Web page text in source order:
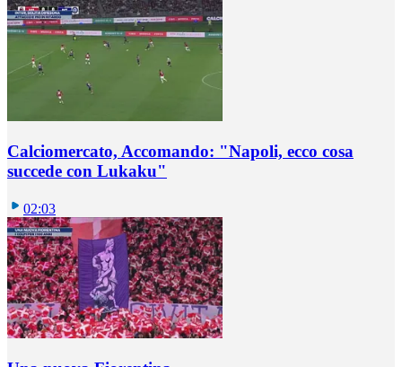
Calciomercato, Accomando: "Napoli, ecco cosa
succede con Lukaku"
02:03